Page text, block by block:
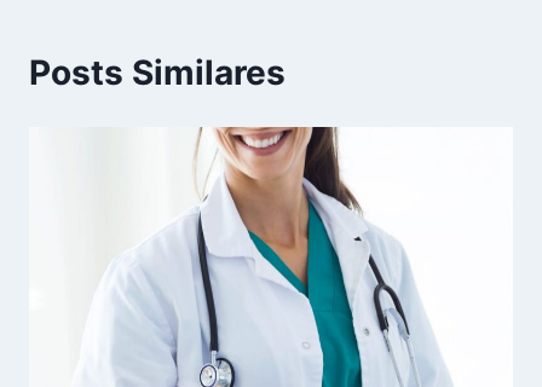
Posts Similares